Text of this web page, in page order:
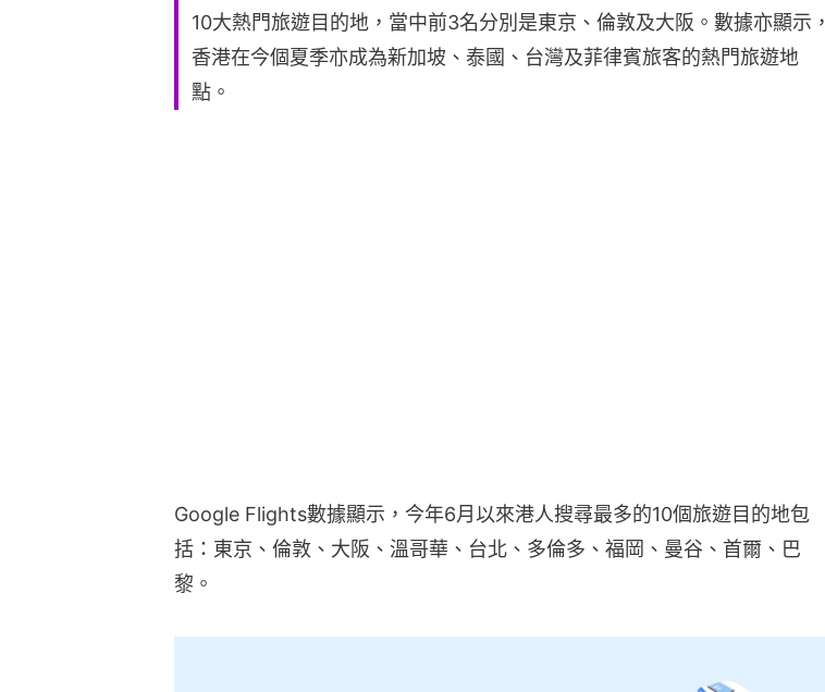
10大熱門旅遊目的地，當中前3名分別是東京、倫敦及大阪。數據亦顯示，
香港在今個夏季亦成為新加坡、泰國、台灣及菲律賓旅客的熱門旅遊地
點。
Google Flights數據顯示，今年6月以來港人搜尋最多的10個旅遊目的地包
括：東京、倫敦、大阪、溫哥華、台北、多倫多、福岡、曼谷、首爾、巴
黎。